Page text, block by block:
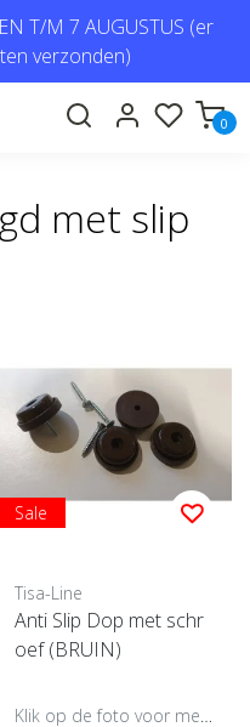
T/M 7 AUGUSTUS (er
verzonden)
0
met slip
Sale
Tisa-Line
Anti Slip Dop met schr
oef (BRUIN)